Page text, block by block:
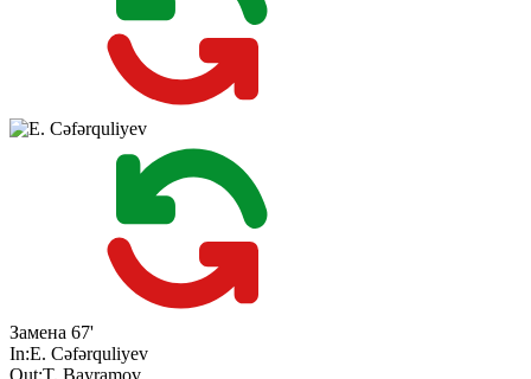
Замена 67'
In:E. Cəfərquliyev